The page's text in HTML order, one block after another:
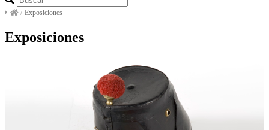
/ Exposiciones
Exposiciones